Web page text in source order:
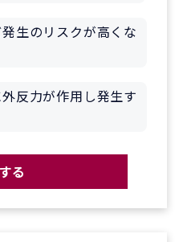
生のリスクが高くな
反力が作用し発生す
る